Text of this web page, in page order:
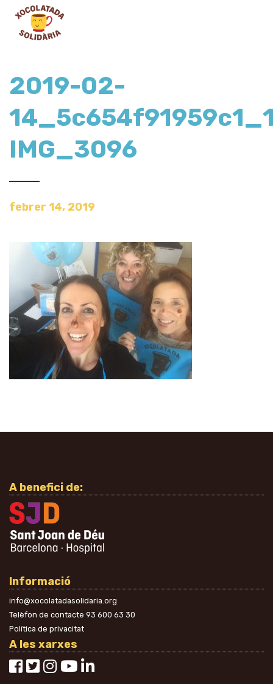
2019-02-
IMG_3096
febrer 14, 2019
A benefici de:
Informació
info@xocolatadasolidaria.org
Telèfon de contacte 93 600 63 30
Política de privacitat
A les xarxes